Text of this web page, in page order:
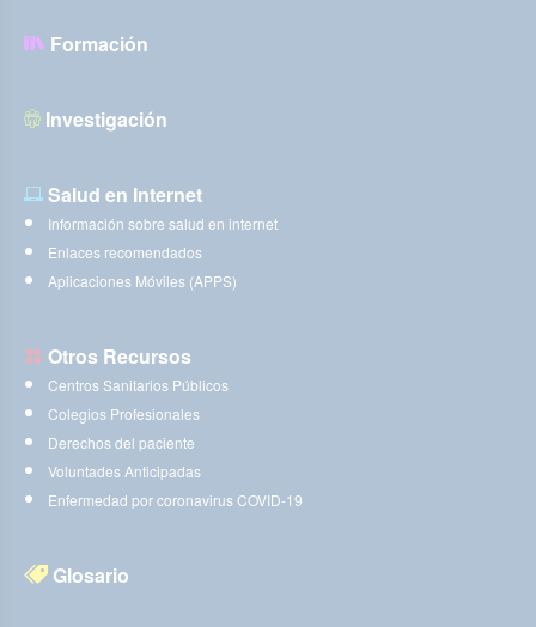
Formación
Investigación
Salud en Internet
Información sobre salud en internet
Enlaces recomendados
Aplicaciones Móviles (APPS)
Otros Recursos
Centros Sanitarios Públicos
Colegios Profesionales
Derechos del paciente
Voluntades Anticipadas
Enfermedad por coronavirus COVID-19
Glosario